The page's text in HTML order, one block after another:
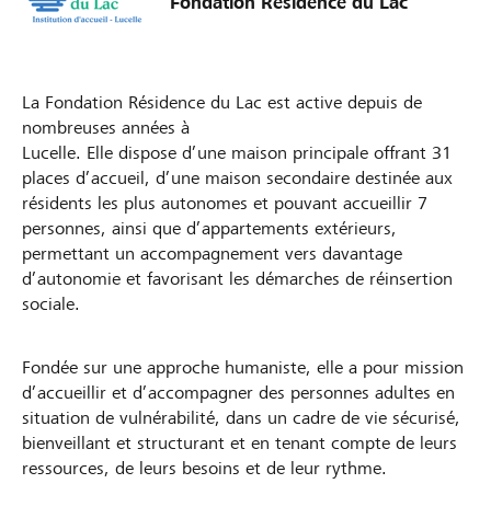
La Fondation Résidence du Lac est active depuis de
nombreuses années à
Lucelle. Elle dispose d’une maison principale offrant 31
places d’accueil, d’une maison secondaire destinée aux
résidents les plus autonomes et pouvant accueillir 7
personnes, ainsi que d’appartements extérieurs,
permettant un accompagnement vers davantage
d’autonomie et favorisant les démarches de réinsertion
sociale.
Fondée sur une approche humaniste, elle a pour mission
d’accueillir et d’accompagner des personnes adultes en
situation de vulnérabilité, dans un cadre de vie sécurisé,
bienveillant et structurant et en tenant compte de leurs
ressources, de leurs besoins et de leur rythme.